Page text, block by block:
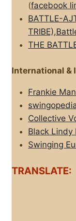
(facebook
BATTLE-
THE
International &
Frankie
Collective
Black Lindy
Swinging
TRANSLATE: